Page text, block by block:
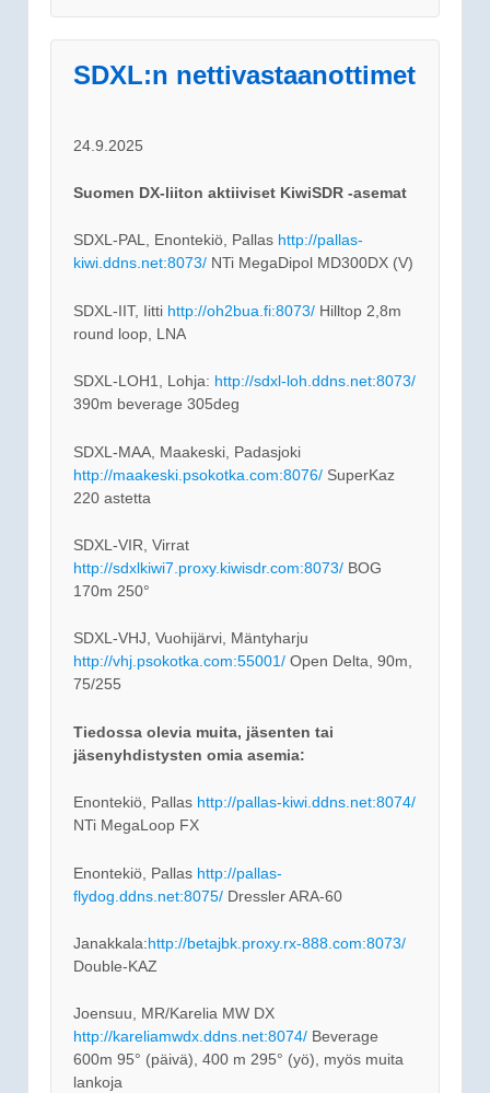
SDXL:n nettivastaanottimet
24.9.2025
Suomen DX-liiton aktiiviset KiwiSDR -asemat
SDXL-PAL, Enontekiö, Pallas http://pallas-
kiwi.ddns.net:8073/ NTi MegaDipol MD300DX (V)
SDXL-IIT, Iitti http://oh2bua.fi:8073/ Hilltop 2,8m
round loop, LNA
SDXL-LOH1, Lohja: http://sdxl-loh.ddns.net:8073/
390m beverage 305deg
SDXL-MAA, Maakeski, Padasjoki
http://maakeski.psokotka.com:8076/ SuperKaz
220 astetta
SDXL-VIR, Virrat
http://sdxlkiwi7.proxy.kiwisdr.com:8073/ BOG
170m 250°
SDXL-VHJ, Vuohijärvi, Mäntyharju
http://vhj.psokotka.com:55001/ Open Delta, 90m,
75/255
Tiedossa olevia muita, jäsenten tai
jäsenyhdistysten omia asemia:
Enontekiö, Pallas http://pallas-kiwi.ddns.net:8074/
NTi MegaLoop FX
Enontekiö, Pallas http://pallas-
flydog.ddns.net:8075/ Dressler ARA-60
Janakkala:http://betajbk.proxy.rx-888.com:8073/
Double-KAZ
Joensuu, MR/Karelia MW DX
http://kareliamwdx.ddns.net:8074/ Beverage
600m 95° (päivä), 400 m 295° (yö), myös muita
lankoja